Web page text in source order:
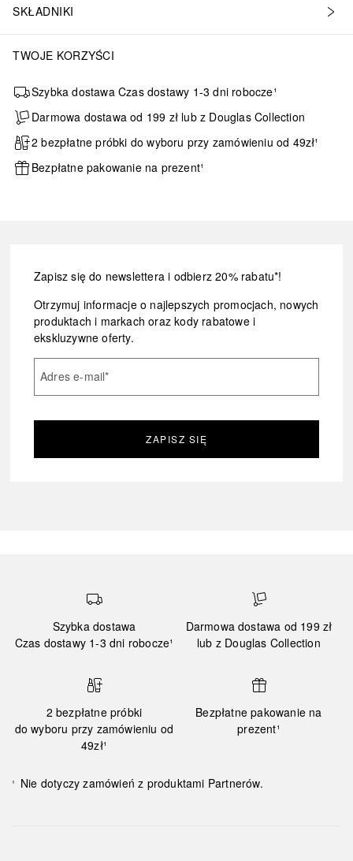
SKŁADNIKI
TWOJE KORZYŚCI
Szybka dostawa Czas dostawy 1-3 dni robocze¹
Darmowa dostawa od 199 zł lub z Douglas Collection
2 bezpłatne próbki do wyboru przy zamówieniu od 49zł¹
Bezpłatne pakowanie na prezent¹
Zapisz się do newslettera i odbierz 20% rabatu*!
Otrzymuj informacje o najlepszych promocjach, nowych
produktach i markach oraz kody rabatowe i
ekskluzywne oferty.
Adres e-mail*
ZAPISZ SIĘ
Szybka dostawa
Czas dostawy 1-3 dni robocze¹
Darmowa dostawa od 199 zł
lub z Douglas Collection
2 bezpłatne próbki
do wyboru przy zamówieniu od
49zł¹
Bezpłatne pakowanie na
prezent¹
¹ Nie dotyczy zamówień z produktami Partnerów.